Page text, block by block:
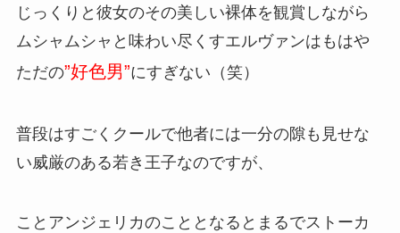
じっくりと彼女のその美しい裸体を観賞しながら
ムシャムシャと味わい尽くすエルヴァンはもはや
ただの”好色男”にすぎない（笑）
普段はすごくクールで他者には一分の隙も見せな
い威厳のある若き王子なのですが、
ことアンジェリカのこととなるとまるでストーカ